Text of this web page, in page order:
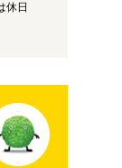
休日